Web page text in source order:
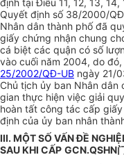
định tại Điều 11, 12, 13,
Quyết định số 38/2000/
Nhân dân thành phố đã
giấy chứng nhận chung
cá biệt các quận có số
vào cuối năm 2004, do
25/2002/QĐ-UB ngày 21/
Chủ tịch ủy ban Nhân dân
gian thực hiện việc giải
hoàn tất công tác cấp
định của ủy ban nhân
III. MỘT SỐ VẤN ĐỀ
SAU KHI CẤP GCN.QSHN